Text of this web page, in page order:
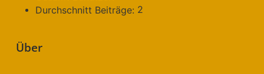
Durchschnitt Beiträge: 2
Über